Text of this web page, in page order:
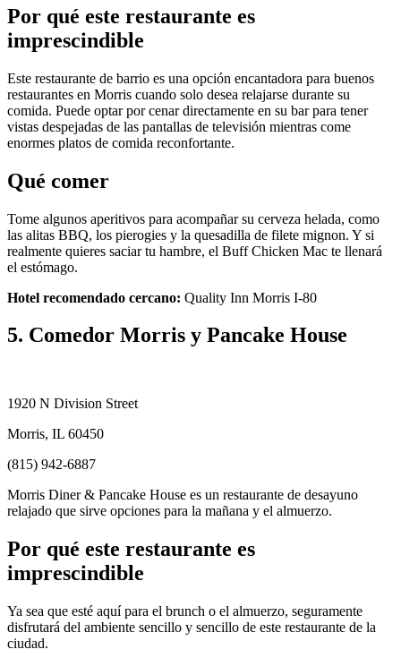
Por qué este restaurante es
imprescindible
Este restaurante de barrio es una opción encantadora para buenos
restaurantes en Morris cuando solo desea relajarse durante su
comida. Puede optar por cenar directamente en su bar para tener
vistas despejadas de las pantallas de televisión mientras come
enormes platos de comida reconfortante.
Qué comer
Tome algunos aperitivos para acompañar su cerveza helada, como
las alitas BBQ, los pierogies y la quesadilla de filete mignon. Y si
realmente quieres saciar tu hambre, el Buff Chicken Mac te llenará
el estómago.
Hotel recomendado cercano: Quality Inn Morris I-80
5. Comedor Morris y Pancake House
1920 N Division Street
Morris, IL 60450
(815) 942-6887
Morris Diner & Pancake House es un restaurante de desayuno
relajado que sirve opciones para la mañana y el almuerzo.
Por qué este restaurante es
imprescindible
Ya sea que esté aquí para el brunch o el almuerzo, seguramente
disfrutará del ambiente sencillo y sencillo de este restaurante de la
ciudad.